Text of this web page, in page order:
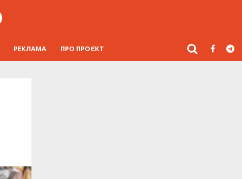
РЕКЛАМА ПРО ПРОЄКТ